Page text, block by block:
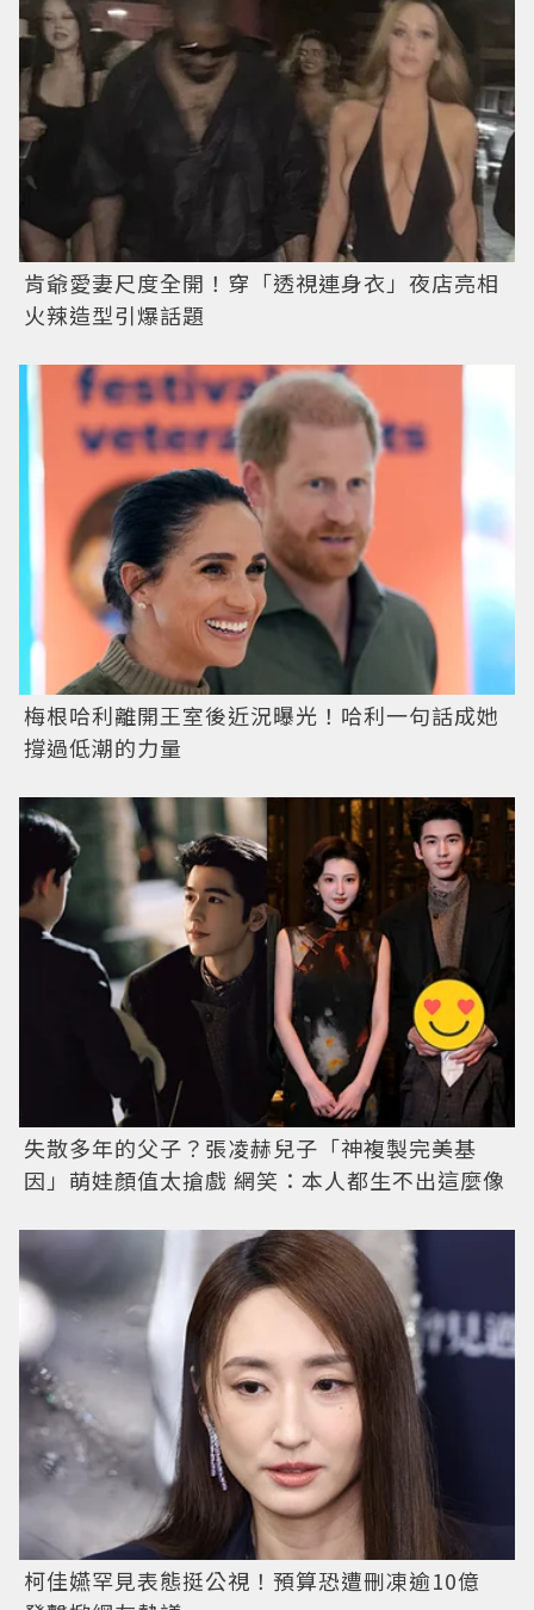
肯爺愛妻尺度全開！穿「透視連身衣」夜店亮相
火辣造型引爆話題
梅根哈利離開王室後近況曝光！哈利一句話成她
撐過低潮的力量
失散多年的父子？張凌赫兒子「神複製完美基
因」萌娃顏值太搶戲 網笑：本人都生不出這麼像
柯佳嬿罕見表態挺公視！預算恐遭刪凍逾10億